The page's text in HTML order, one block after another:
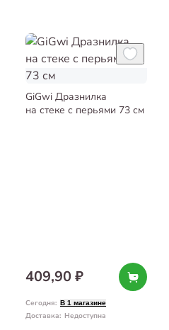
GiGwi Дразнилка
на стеке с перьями 73 см
409,90 ₽
Сегодня: В 1 магазине
Доставка: Недоступна